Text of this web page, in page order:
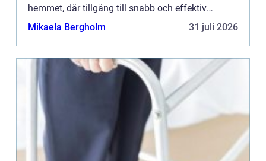
hemmet, där tillgång till snabb och effektiv
hj&aum...
Mikaela Bergholm 31 juli 2026